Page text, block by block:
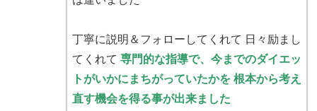
丁寧に説明＆フォローしてくれて 日々励まし
てくれて 専門的な指導で、今までのダイエッ
トがいかにまちがっていたかを 根本から考え
直す機会を得る事が出来ました